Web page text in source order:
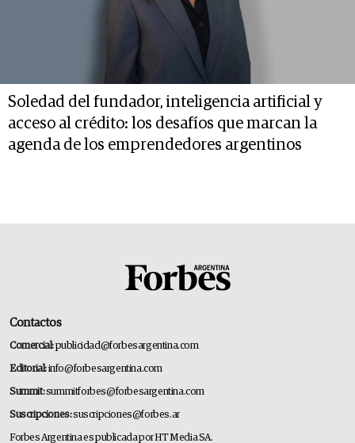
Soledad del fundador, inteligencia artificial y
acceso al crédito: los desafíos que marcan la
agenda de los emprendedores argentinos
Contactos
Comercial:publicidad@forbesargentina.com
Editorial:info@forbesargentina.com
Summit:summitforbes@forbesargentina.com
Suscripciones:suscripciones@forbes.ar
Forbes Argentina es publicada por HT Media SA.